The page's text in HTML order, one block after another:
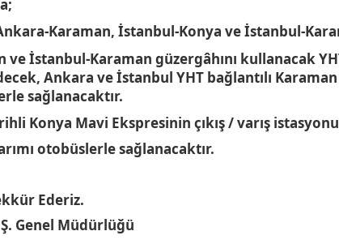
Karaman, İstanbul-Konya ve İstanbul-
ve İstanbul-Karaman güzergâhını kullanacak
Ankara ve İstanbul YHT bağlantılı
sağlanacaktır.
Konya Mavi Ekspresinin çıkış / varış
otobüslerle sağlanacaktır.
Ederiz.
Genel Müdürlüğü